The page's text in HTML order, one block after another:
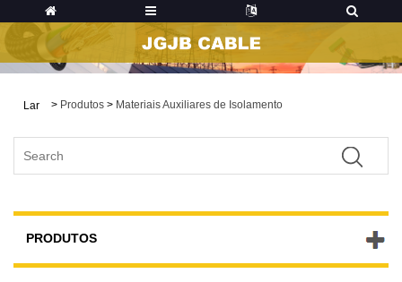
Lar > Produtos > Materiais Auxiliares de Isolamento
PRODUTOS